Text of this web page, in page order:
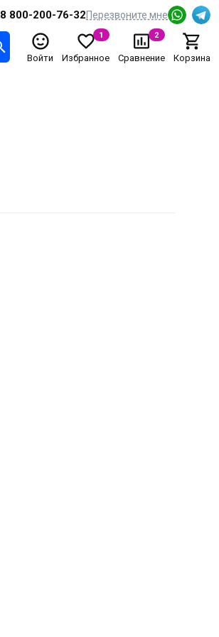
8 800-200-76-32Перезвоните мне
Войти Избранное
1
Сравнение
2
Корзина